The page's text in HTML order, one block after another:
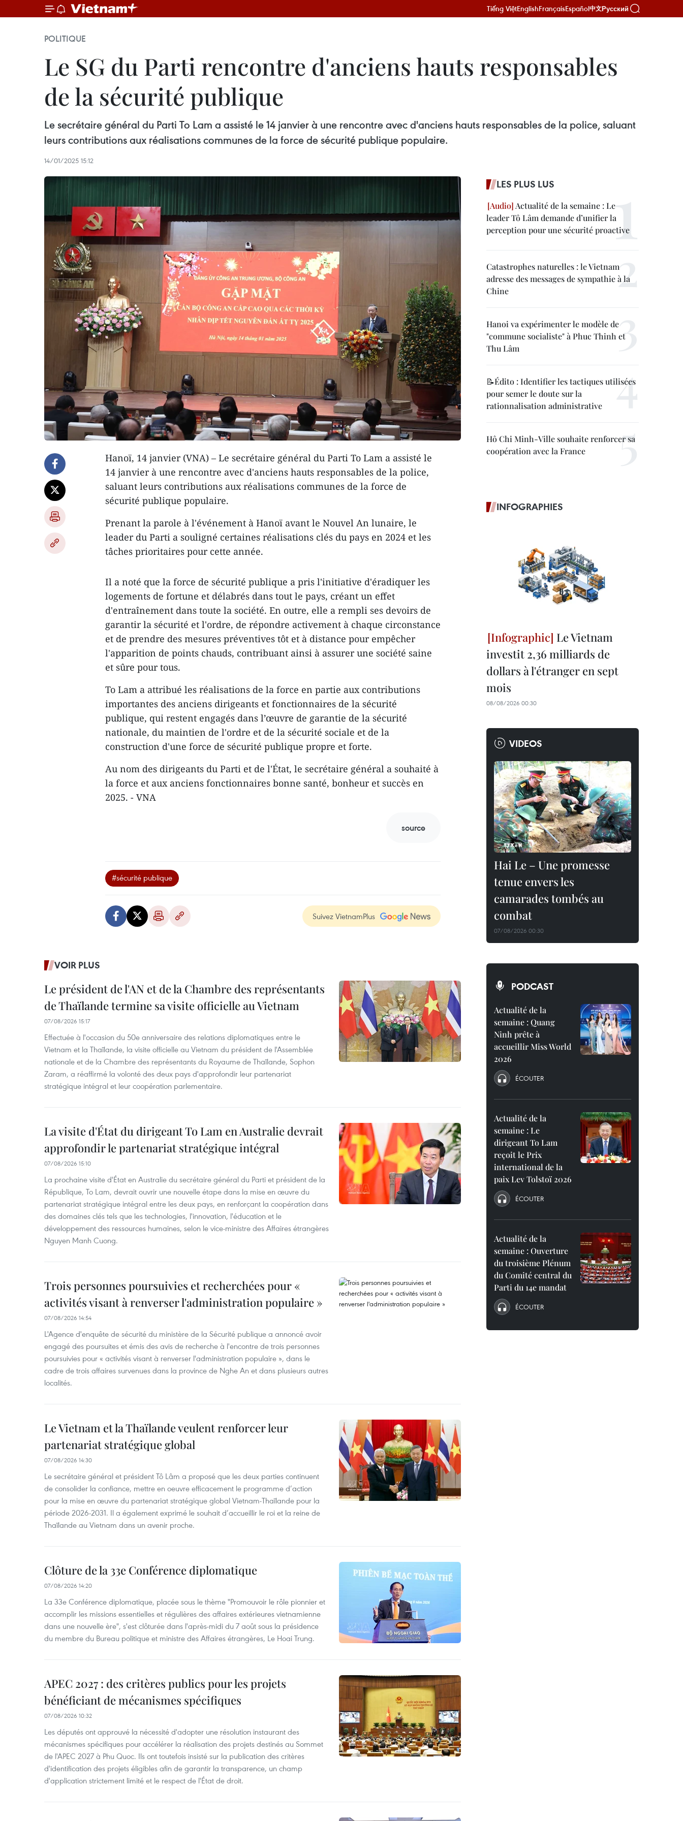
Tiếng ViệtEnglishFrançaisEspañol中文Русский
POLITIQUE
Le SG du Parti rencontre d'anciens hauts responsables
de la sécurité publique
Le secrétaire général du Parti To Lam a assisté le 14 janvier à une rencontre avec d'anciens hauts responsables de la police, saluant
leurs contributions aux réalisations communes de la force de sécurité publique populaire.
14/01/2025 15:12
Hanoï, 14 janvier (VNA) – Le secrétaire général du Parti To Lam a assisté le
14 janvier à une rencontre avec d'anciens hauts responsables de la police,
saluant leurs contributions aux réalisations communes de la force de
sécurité publique populaire.
Prenant la parole à l'événement à Hanoï avant le Nouvel An lunaire, le
leader du Parti a souligné certaines réalisations clés du pays en 2024 et les
tâches prioritaires pour cette année.
Il a noté que la force de sécurité publique a pris l'initiative d'éradiquer les
logements de fortune et délabrés dans tout le pays, créant un effet
d'entraînement dans toute la société. En outre, elle a rempli ses devoirs de
garantir la sécurité et l'ordre, de répondre activement à chaque circonstance
et de prendre des mesures préventives tôt et à distance pour empêcher
l'apparition de points chauds, contribuant ainsi à assurer une société saine
et sûre pour tous.
To Lam a attribué les réalisations de la force en partie aux contributions
importantes des anciens dirigeants et fonctionnaires de la sécurité
publique, qui restent engagés dans l’œuvre de garantie de la sécurité
nationale, du maintien de l'ordre et de la sécurité sociale et de la
construction d'une force de sécurité publique propre et forte.
Au nom des dirigeants du Parti et de l'État, le secrétaire général a souhaité à
la force et aux anciens fonctionnaires bonne santé, bonheur et succès en
2025. - VNA
source
#sécurité publique
Suivez VietnamPlus
VOIR PLUS
Le président de l'AN et de la Chambre des représentants
de Thaïlande termine sa visite officielle au Vietnam
07/08/2026 15:17
Effectuée à l'occasion du 50e anniversaire des relations diplomatiques entre le
Vietnam et la Thaïlande, la visite officielle au Vietnam du président de l'Assemblée
nationale et de la Chambre des représentants du Royaume de Thaïlande, Sophon
Zaram, a réaffirmé la volonté des deux pays d'approfondir leur partenariat
stratégique intégral et leur coopération parlementaire.
La visite d'État du dirigeant To Lam en Australie devrait
approfondir le partenariat stratégique intégral
07/08/2026 15:10
La prochaine visite d'État en Australie du secrétaire général du Parti et président de la
République, To Lam, devrait ouvrir une nouvelle étape dans la mise en œuvre du
partenariat stratégique intégral entre les deux pays, en renforçant la coopération dans
des domaines clés tels que les technologies, l'innovation, l'éducation et le
développement des ressources humaines, selon le vice-ministre des Affaires étrangères
Nguyen Manh Cuong.
Trois personnes poursuivies et recherchées pour «
activités visant à renverser l'administration populaire »
07/08/2026 14:54
L'Agence d'enquête de sécurité du ministère de la Sécurité publique a annoncé avoir
engagé des poursuites et émis des avis de recherche à l'encontre de trois personnes
poursuivies pour « activités visant à renverser l'administration populaire », dans le
cadre de trois affaires survenues dans la province de Nghe An et dans plusieurs autres
localités.
Le Vietnam et la Thaïlande veulent renforcer leur
partenariat stratégique global
07/08/2026 14:30
Le secrétaire général et président Tô Lâm a proposé que les deux parties continuent
de consolider la confiance, mettre en oeuvre efficacement le programme d’action
pour la mise en œuvre du partenariat stratégique global Vietnam-Thaïlande pour la
période 2026-2031. Il a également exprimé le souhait d’accueillir le roi et la reine de
Thaïlande au Vietnam dans un avenir proche.
Clôture de la 33e Conférence diplomatique
07/08/2026 14:20
La 33e Conférence diplomatique, placée sous le thème "Promouvoir le rôle pionnier et
accomplir les missions essentielles et régulières des affaires extérieures vietnamienne
dans une nouvelle ère", s'est clôturée dans l'après-midi du 7 août sous la présidence
du membre du Bureau politique et ministre des Affaires étrangères, Le Hoai Trung.
APEC 2027 : des critères publics pour les projets
bénéficiant de mécanismes spécifiques
07/08/2026 10:32
Les députés ont approuvé la nécessité d'adopter une résolution instaurant des
mécanismes spécifiques pour accélérer la réalisation des projets destinés au Sommet
de l'APEC 2027 à Phu Quoc. Ils ont toutefois insisté sur la publication des critères
d'identification des projets éligibles afin de garantir la transparence, un champ
d'application strictement limité et le respect de l'État de droit.
LES PLUS LUS
Actualité de la semaine : Le
leader Tô Lâm demande d’unifier la
perception pour une sécurité proactive
Catastrophes naturelles : le Vietnam
adresse des messages de sympathie à la
Chine
Hanoi va expérimenter le modèle de
"commune socialiste" à Phuc Thinh et
Thu Lâm
📝Édito : Identifier les tactiques utilisées
pour semer le doute sur la
rationnalisation administrative
Hô Chi Minh-Ville souhaite renforcer sa
coopération avec la France
INFOGRAPHIES
Le Vietnam
investit 2,36 milliards de
dollars à l'étranger en sept
mois
08/08/2026 00:30
VIDEOS
Hai Le – Une promesse
tenue envers les
camarades tombés au
combat
07/08/2026 00:30
PODCAST
Actualité de la
semaine : Quang
Ninh prête à
accueillir Miss World
2026
ÉCOUTER
Actualité de la
semaine : Le
dirigeant To Lam
reçoit le Prix
international de la
paix Lev Tolstoï 2026
ÉCOUTER
Actualité de la
semaine : Ouverture
du troisième Plénum
du Comité central du
Parti du 14e mandat
ÉCOUTER